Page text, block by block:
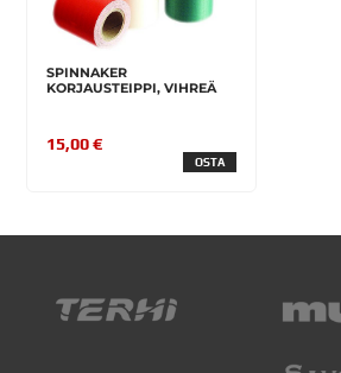
SPINNAKER
KORJAUSTEIPPI, VIHREÄ
15,00 €
OSTA